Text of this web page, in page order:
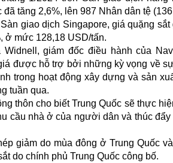
đã tăng 2,6%, lên 987 Nhân dân tệ
giao dịch Singapore, giá quặng
ở mức 128,18 USD/tấn.
Widnell, giám đốc điều hành của
được hỗ trợ bởi những kỳ vọng về
trong hoạt động xây dựng và sản
tuần qua.
thôn cho biết Trung Quốc sẽ thực
cầu nhà ở của người dân và thúc
giảm do mùa đông ở Trung Quốc
do chính phủ Trung Quốc công bố.